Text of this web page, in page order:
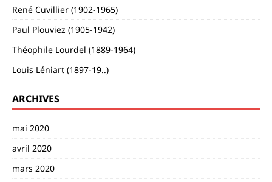
René Cuvillier (1902-1965)
Paul Plouviez (1905-1942)
Théophile Lourdel (1889-1964)
Louis Léniart (1897-19..)
ARCHIVES
mai 2020
avril 2020
mars 2020